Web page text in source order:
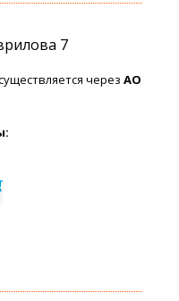
7
черезАО